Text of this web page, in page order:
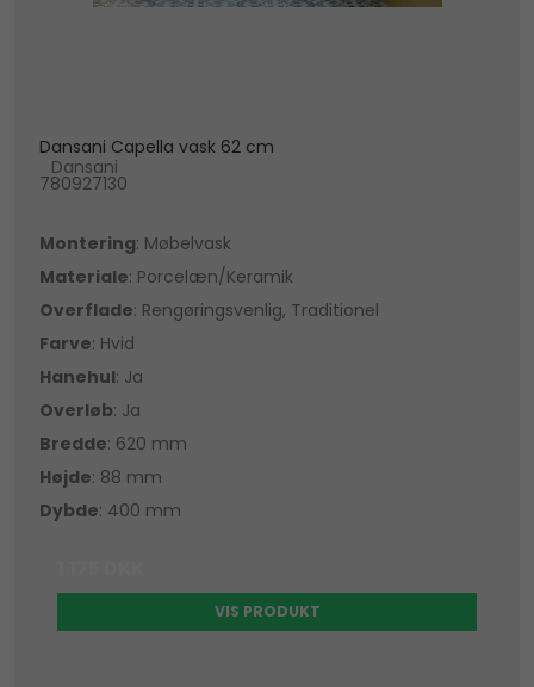
Dansani Capella vask 62 cm
Dansani
780927130
Montering: Møbelvask
Materiale: Porcelæn/Keramik
Overflade: Rengøringsvenlig, Traditionel
Farve: Hvid
Hanehul: Ja
Overløb: Ja
Bredde: 620 mm
Højde: 88 mm
Dybde: 400 mm
VIS PRODUKT